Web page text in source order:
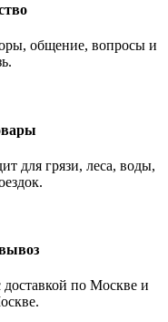
общение, вопросы и
для грязи, леса, воды,
по Москве и